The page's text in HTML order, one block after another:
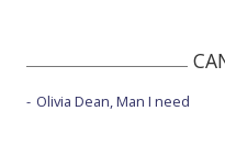
Olivia Dean, Man I need